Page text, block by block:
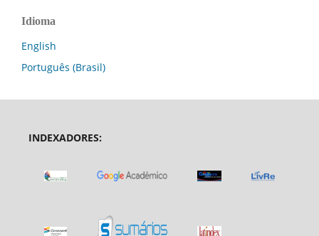
Idioma
English
Português (Brasil)
INDEXADORES: